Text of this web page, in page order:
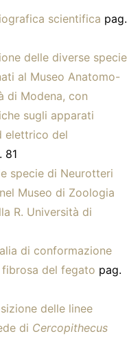
scientifica pag.
delle diverse specie
al Museo Anatomo-
di Modena, con
sugli apparati
elettrico del
81
specie di Neurotteri
Museo di Zoologia
R. Università di
di conformazione
del fegato pag.
delle linee
di Cercopithecus